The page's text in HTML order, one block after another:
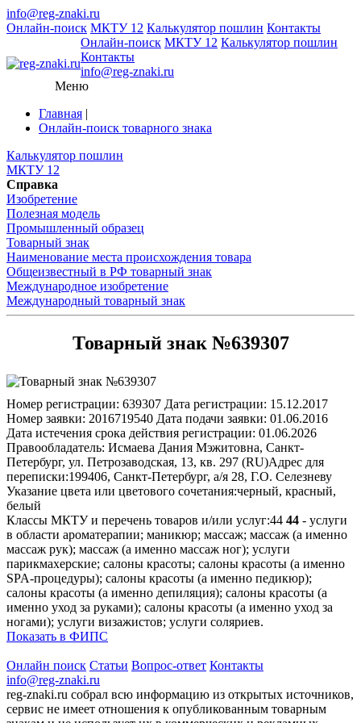
info@reg-znaki.ru
Онлайн-поиск МКТУ 12 Калькулятор пошлин Контакты
Онлайн-поиск МКТУ 12 Калькулятор пошлин
Контакты
info@reg-znaki.ru
Меню
Главная |
Онлайн-поиск товарного знака
Калькулятор пошлин
МКТУ 12
Справка
Изобретение
Полезная модель
Промышленный образец
Товарный знак
Наименование места происхождения товара
Общеизвестный в РФ товарный знак
Международное изобретение
Международный товарный знак
Товарный знак №639307
Номер регистрации: 639307 Дата регистрации: 15.12.2017
Номер заявки: 2016719540 Дата подачи заявки: 01.06.2016
Дата истечения срока действия регистрации: 01.06.2026
Правообладатель: Исмаева Дания Мэжитовна, Санкт-
Петербург, ул. Петрозаводская, 13, кв. 297 (RU)Адрес для
переписки:199406, Санкт-Петербург, а/я 28, Г.О. Селезневу
Указание цвета или цветового сочетания:черный, красный,
белый
Классы МКТУ и перечень товаров и/или услуг:44 44 - услуги
в области ароматерапии; маникюр; массаж; массаж (а именно
массаж рук); массаж (а именно массаж ног); услуги
парикмахерские; салоны красоты; салоны красоты (а именно
SPA-процедуры); салоны красоты (а именно педикюр);
салоны красоты (а именно депиляция); салоны красоты (а
именно уход за руками); салоны красоты (а именно уход за
ногами); услуги визажистов; услуги соляриев.
Показать в ФИПС
Онлайн поиск Статьи Вопрос-ответ Контакты
info@reg-znaki.ru
reg-znaki.ru собрал всю информацию из открытых источников,
сервис не имеет отношения к опубликованным товарным